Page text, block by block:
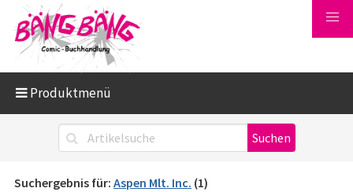
Produktmenü
Suchergebnis für: Aspen Mlt. Inc. (1)